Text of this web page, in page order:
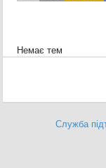
Немає тем
Служба